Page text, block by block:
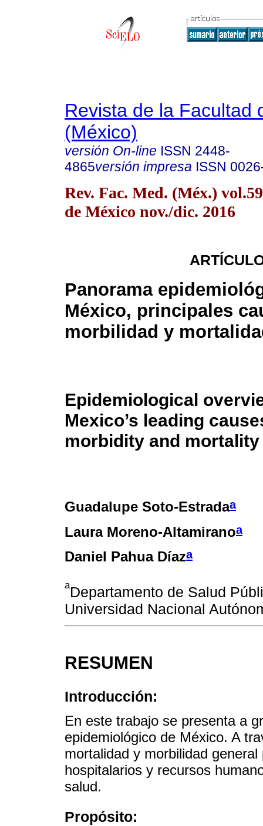
Revista de la Facultad
(México)
versión On-line ISSN 2448-
4865versión impresa ISSN
Rev. Fac. Med. (Méx.)
de México nov./dic. 2016
Panorama
México, principales
morbilidad y
Epidemiological
Mexico’s leading
morbidity and mortality
Guadalupe Soto-Estradaa
Laura Moreno-Altamiranoa
Daniel Pahua Díaza
aDepartamento de Salud
Universidad Nacional
RESUMEN
Introducción:
En este trabajo se presenta a
epidemiológico de México. A
mortalidad y morbilidad
hospitalarios y recursos
salud.
Propósito: